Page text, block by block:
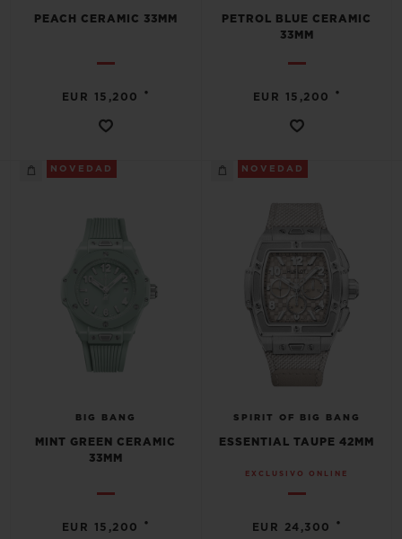
PEACH CERAMIC 33MM
EUR 15,200 •
PETROL BLUE CERAMIC
33MM
EUR 15,200 •
NOVEDAD
BIG BANG
MINT GREEN CERAMIC
33MM
EUR 15,200 •
NOVEDAD
SPIRIT OF BIG BANG
ESSENTIAL TAUPE 42MM
EXCLUSIVO ONLINE
EUR 24,300 •